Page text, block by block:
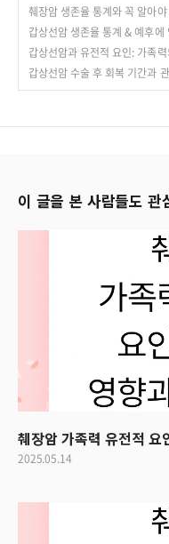
췌장암 생존율 통계와 꼭 알아
갑상선암 생존율 통계 & 예후에
갑상선암과 유전적 요인: 가족
갑상선암 수술 후 회복 기간과
이 글을 본 사람들도 관
췌장암 가족력 유전적 요
2025.05.14